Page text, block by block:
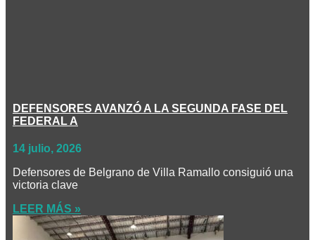
DEFENSORES AVANZÓ A LA SEGUNDA FASE DEL
FEDERAL A
14 julio, 2026
Defensores de Belgrano de Villa Ramallo consiguió una
victoria clave
LEER MÁS »